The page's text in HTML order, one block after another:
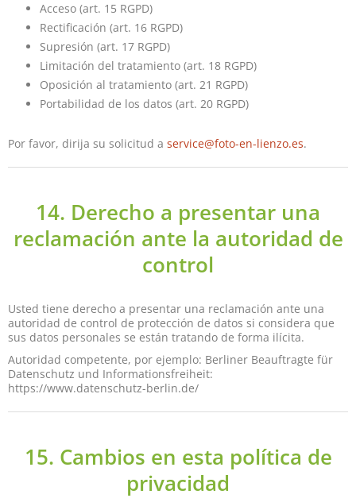
Acceso (art. 15 RGPD)
Rectificación (art. 16 RGPD)
Supresión (art. 17 RGPD)
Limitación del tratamiento (art. 18 RGPD)
Oposición al tratamiento (art. 21 RGPD)
Portabilidad de los datos (art. 20 RGPD)
Por favor, dirija su solicitud a service@foto-en-lienzo.es.
14. Derecho a presentar una
reclamación ante la autoridad de
control
Usted tiene derecho a presentar una reclamación ante una
autoridad de control de protección de datos si considera que
sus datos personales se están tratando de forma ilícita.
Autoridad competente, por ejemplo: Berliner Beauftragte für
Datenschutz und Informationsfreiheit:
https://www.datenschutz-berlin.de/
15. Cambios en esta política de
privacidad